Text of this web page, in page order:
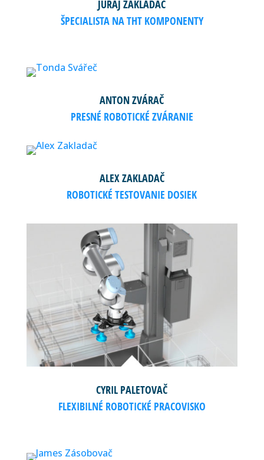
JURAJ ZAKLADAČ
ŠPECIALISTA NA THT KOMPONENTY
ANTON ZVÁRAČ
PRESNÉ ROBOTICKÉ ZVÁRANIE
ALEX ZAKLADAČ
ROBOTICKÉ TESTOVANIE DOSIEK
CYRIL PALETOVAČ
FLEXIBILNÉ ROBOTICKÉ PRACOVISKO